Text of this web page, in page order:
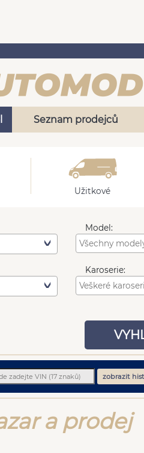
Seznam prodejců
Užitkové
Model:
Karoserie:
zobrazit
a prodej